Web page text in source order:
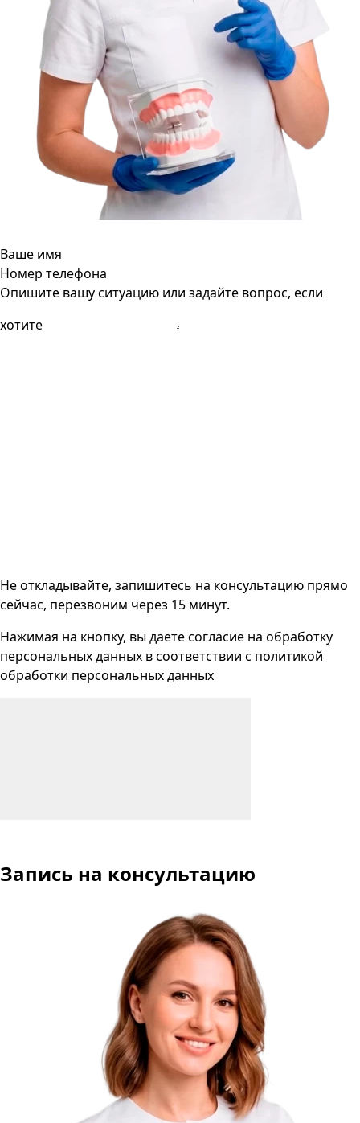
Ваше имя
Номер телефона
Опишите вашу ситуацию или задайте вопрос, если
хотите
Не откладывайте, запишитесь на консультацию прямо
сейчас, перезвоним через 15 минут.
Нажимая на кнопку, вы даете согласие на обработку
персональных данных в соответствии с политикой
обработки персональных данных
Запись на консультацию